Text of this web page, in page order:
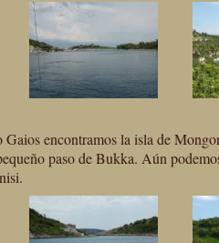
only
Gaios encontramos la isla de
paso de Bukka. Aún